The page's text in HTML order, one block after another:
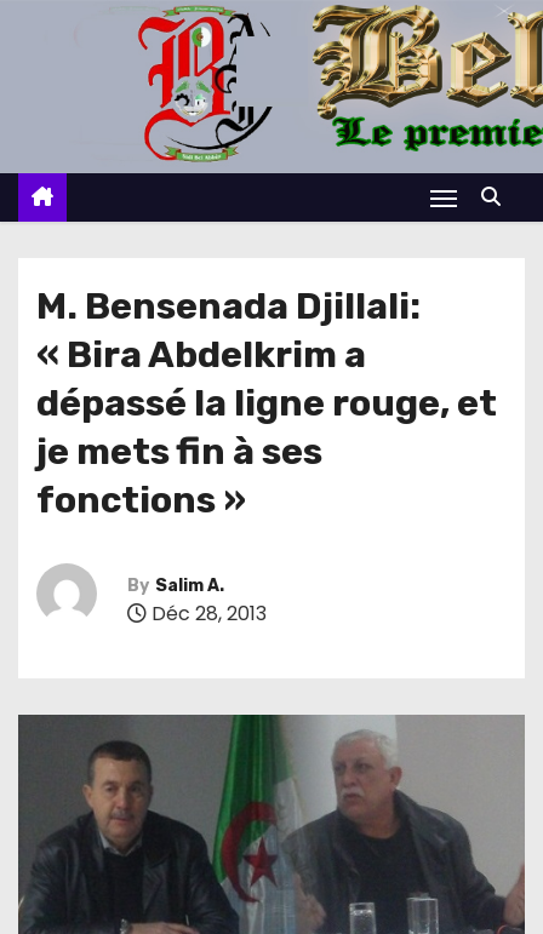
c
M. Bensenada Djillali:
« Bira Abdelkrim a
dépassé la ligne rouge, et
je mets fin à ses
fonctions »
By Salim A.
Déc 28, 2013